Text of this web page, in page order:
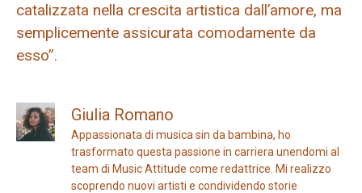
catalizzata nella crescita artistica dall’amore, ma
semplicemente assicurata comodamente da
esso”.
Giulia Romano
Appassionata di musica sin da bambina, ho
trasformato questa passione in carriera unendomi al
team di Music Attitude come redattrice. Mi realizzo
scoprendo nuovi artisti e condividendo storie